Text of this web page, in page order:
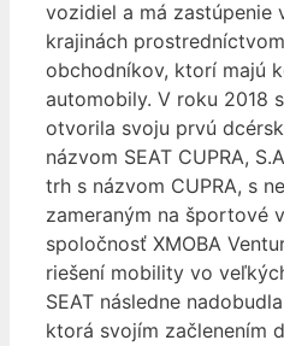
vozidiel a má zastúpenie
krajinách
obchodníkov, ktorí majú
automobily. V roku 2018
otvorila svoju prvú
názvom SEAT CUPRA,
trh s názvom CUPRA, s
zameraným na športové
spoločnosť XMOBA
riešení mobility vo
SEAT následne
ktorá svojím začlenením